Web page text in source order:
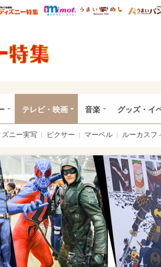
ピママ* ウレぴあ総研 ディズニー特集
mimot. うまいめ
テレビ・映画 音楽 グッズ・イ
ズニー実写 ピクサー マーベル ルーカスフ